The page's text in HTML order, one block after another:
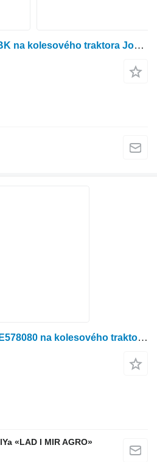
Náprava ZF APL-3054 BK na kolesového traktora John Deere
Náprava John Deere RE578080 na kolesového traktora John Deere 8245R, 8270R, 8295R, 8320R, 8345R, 8370R
«LAD I MIR AGRO»